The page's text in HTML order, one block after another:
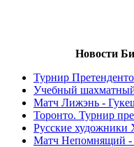
Новости
Турнир
Учебный
Матч Лижэнь -
Торонто. Турнир
Русские
Матч Непомнящий -